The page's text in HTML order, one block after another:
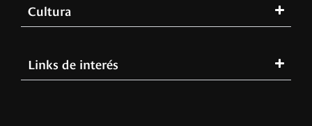
Cultura
Links de interés